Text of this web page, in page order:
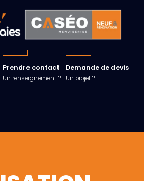
Prendre contact
Un renseignement ?
Demande de devis
Un projet ?